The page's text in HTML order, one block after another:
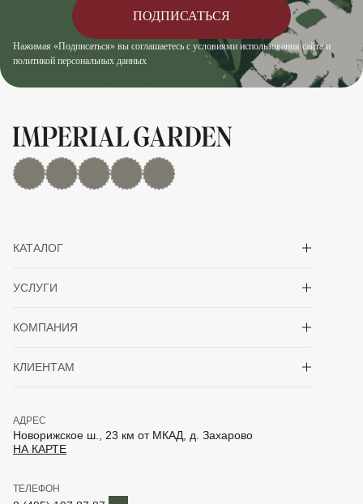
Нажимая «Подписаться» вы соглашаетесь с условиями использования сайта и
политикой персональных данных
ПОДПИСАТЬСЯ
MAX Дзен YouTuberutubeTelegram
КАТАЛОГ
УСЛУГИ
КОМПАНИЯ
КЛИЕНТАМ
АДРЕС
Новорижское ш., 23 км от МКАД, д. Захарово
НА КАРТЕ
ТЕЛЕФОН